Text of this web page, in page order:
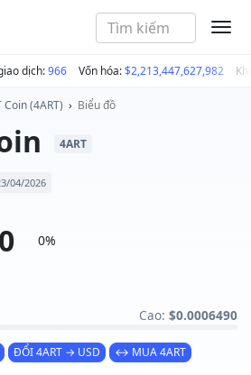
dịch:966 Vốn hóa:$2,213,447,627,982
Coin (4ART) › Biểu đồ
4ART
04/2026
0%
Cao: $0.0006490
ĐỔI 4ART → USD ↔ MUA 4ART